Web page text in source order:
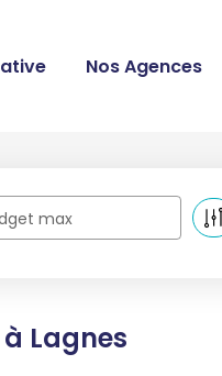
Nos Agences
max
Lagnes